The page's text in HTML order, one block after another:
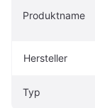
Produktname
Hersteller
Typ